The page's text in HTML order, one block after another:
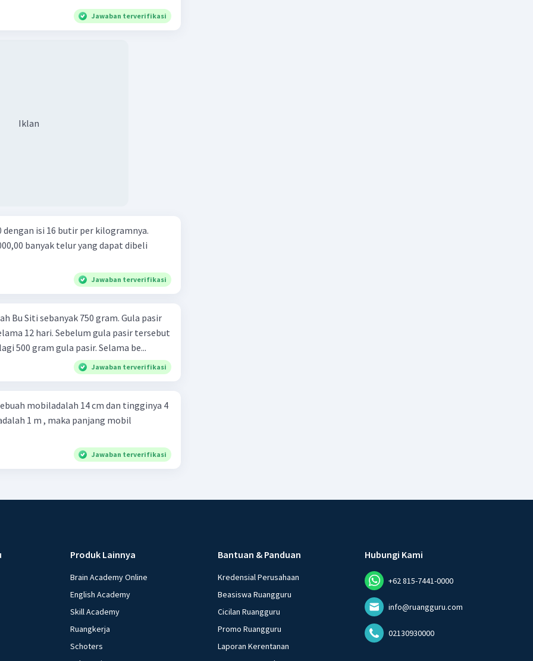
Jawaban terverifikasi
Iklan
dengan isi 16 butir per kilogramnya.
banyak telur yang dapat dibeli
Jawaban terverifikasi
Bu Siti sebanyak 750 gram. Gula pasir
12 hari. Sebelum gula pasir tersebut
500 gram gula pasir. Selama be...
Jawaban terverifikasi
mobiladalah 14 cm dan tingginya 4
1 m , maka panjang mobil
Jawaban terverifikasi
Produk Lainnya
Brain Academy Online
English Academy
Skill Academy
Ruangkerja
Schoters
Bantuan & Panduan
Kredensial Perusahaan
Beasiswa Ruangguru
Cicilan Ruangguru
Promo Ruangguru
Laporan Kerentanan
Hubungi Kami
+62 815-7441-0000
info@ruangguru.com
02130930000